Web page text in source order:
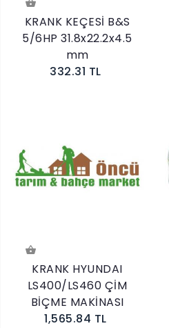
KRANK KEÇESİ B&S
5/6HP 31.8x22.2x4.5
mm
332.31 TL
KRANK HYUNDAI
LS400/LS460 ÇİM
BİÇME MAKİNASI
1,565.84 TL